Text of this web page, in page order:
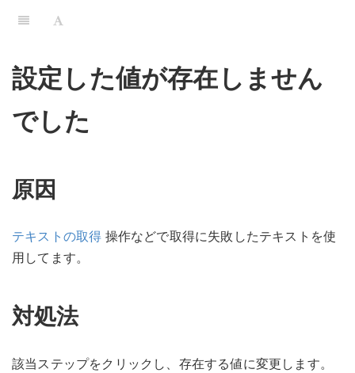
設定した値が存在しません
でした
原因
テキストの取得 操作などで取得に失敗したテキストを使
用してます。
対処法
該当ステップをクリックし、存在する値に変更します。